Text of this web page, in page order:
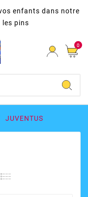
enfants dans notre
les pins
0
JUVENTUS